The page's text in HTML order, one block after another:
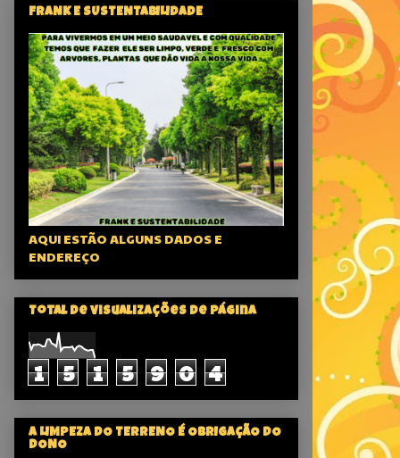
FRANK E SUSTENTABILIDADE
AQUI ESTÃO ALGUNS DADOS E
ENDEREÇO
Total de visualizações de página
1 5 1 5 9 0 4
A LIMPEZA DO TERRENO É OBRIGAÇÃO DO
DONO